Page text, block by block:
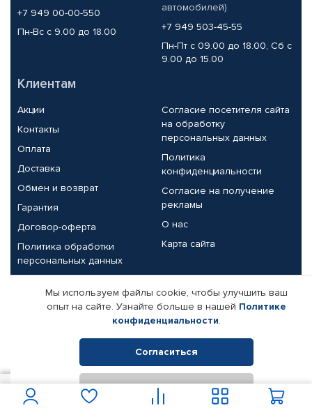
+7 949 00-00-550
Пн-Вс с 9.00 до 18.00
автомобилей)
+7 949 503-45-55
Пн-Пт с 09.00 до 18.00, Сб с
9.00 до 15.00
Клиентам
Акции
Контакты
Оплата
Доставка
Обмен и возврат
Гарантия
Договор-оферта
Политика обработки
персональных данных
Согласие посетителя сайта
на обработку
персональных данных
Политика
конфиденциальности
Согласие на получение
рекламы
О нас
Карта сайта
Партнерам
Корпоративным клиентам
Поставщикам
Реквизиты компании
© КАМАЗ ЦЕНТР ДОНЕЦК, 2015-2026. Все права защищены.
Интернет-магазин автомобильных товаров Автопрофи.
Мы используем файлы cookie, чтобы улучшить ваш
опыт на сайте. Узнайте больше в нашей Политике
конфиденциальности.
Согласиться
Отклонить
В корзину